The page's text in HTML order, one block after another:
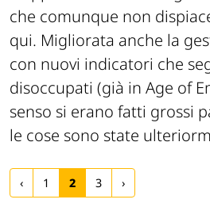
che comunque non
qui. Migliorata anche la
con nuovi indicatori che
disoccupati (già in Age of
senso si erano fatti grossi
le cose sono state
‹ 1 2 3 ›